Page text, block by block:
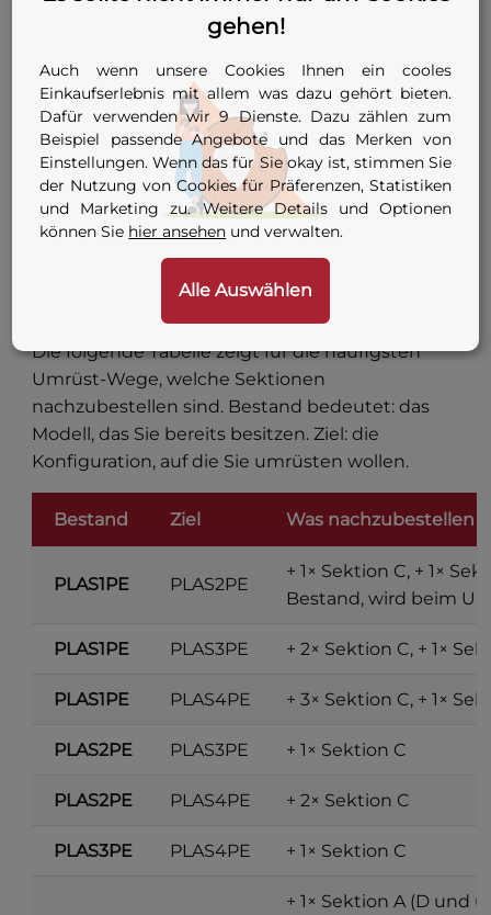
Schneidklinge für die Sektion mit Schneidblock
(A bei PLAS1PE, D bei PLAS2PE bis PLAS4PE). Für
PE-Rohre aus gehärtetem Werkzeugstahl, mit
konventionellem Schleifgerät nachschleifbar.
Für PVC-Rohre mit Hartmetallspitze, gehärtetes
Schleifmittel (Siliciumcarbid oder Diamant) zum
Nachschleifen erforderlich. PE- und PVC-Klingen
passen am selben Cutter, sind aber nicht
baugleich – beim Bestellen die richtige
Ausführung wählen.
Vom kleinen zum großen Modell – und
Die folgende Tabelle zeigt für die häufigsten
Umrüst-Wege, welche Sektionen
nachzubestellen sind. Bestand bedeutet: das
Modell, das Sie bereits besitzen. Ziel: die
Konfiguration, auf die Sie umrüsten wollen.
Bestand Ziel Was nachzubestellen
PLAS1PE PLAS2PE
+ 1× Sektion C, + 1×
Bestand, wird beim
PLAS1PE PLAS3PE + 2× Sektion C, + 1×
PLAS1PE PLAS4PE + 3× Sektion C, + 1×
PLAS2PE PLAS3PE + 1× Sektion C
PLAS2PE PLAS4PE + 2× Sektion C
PLAS3PE PLAS4PE + 1× Sektion C
+ 1× Sektion A (D und
gehen!
Auch wenn unsere Cookies Ihnen ein cooles
Einkaufserlebnis mit allem was dazu gehört bieten.
Dafür verwenden wir 9 Dienste. Dazu zählen zum
Beispiel passende Angebote und das Merken von
Einstellungen. Wenn das für Sie okay ist, stimmen Sie
der Nutzung von Cookies für Präferenzen, Statistiken
und Marketing zu. Weitere Details und Optionen
können Sie hier ansehen und verwalten.
Alle Auswählen